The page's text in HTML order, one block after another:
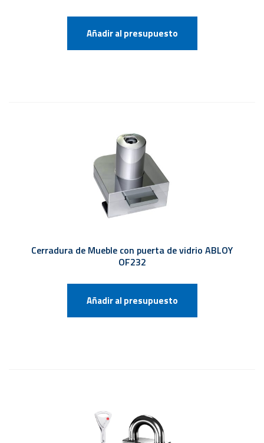
Añadir al presupuesto
Cerradura de Mueble con puerta de vidrio ABLOY
OF232
Añadir al presupuesto